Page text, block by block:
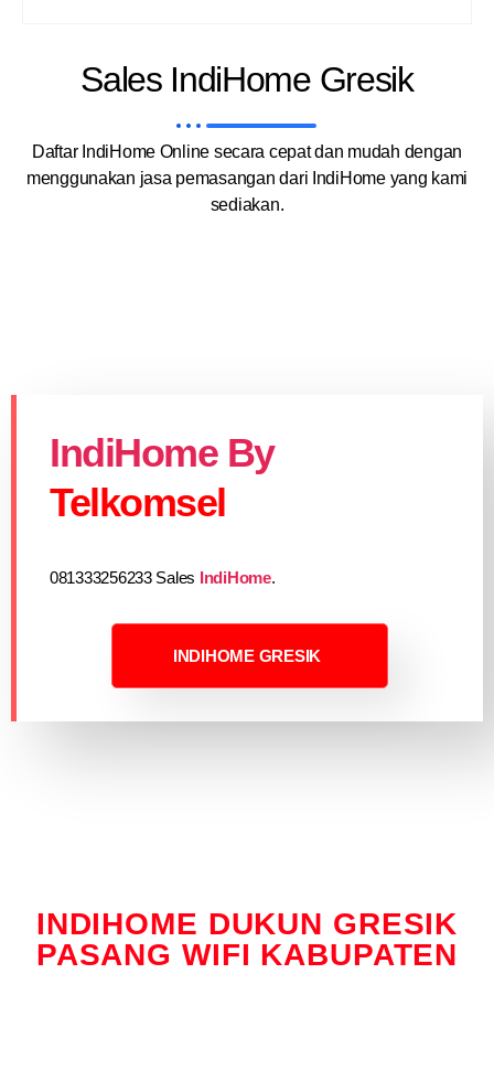
Sales IndiHome Gresik
Daftar IndiHome Online secara cepat dan mudah dengan
menggunakan jasa pemasangan dari IndiHome yang kami
sediakan.
IndiHome By
Telkomsel
081333256233 Sales IndiHome.
INDIHOME GRESIK
INDIHOME DUKUN GRESIK
PASANG WIFI KABUPATEN